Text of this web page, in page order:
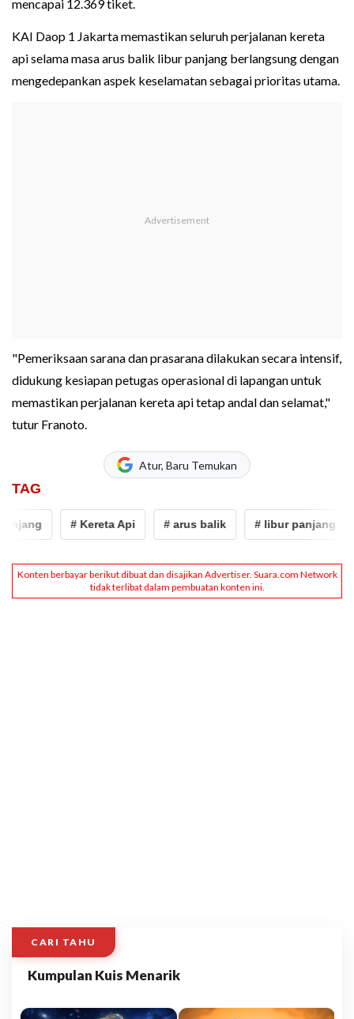
mencapai 12.369 tiket.
KAI Daop 1 Jakarta memastikan seluruh perjalanan kereta
api selama masa arus balik libur panjang berlangsung dengan
mengedepankan aspek keselamatan sebagai prioritas utama.
"Pemeriksaan sarana dan prasarana dilakukan secara intensif,
didukung kesiapan petugas operasional di lapangan untuk
memastikan perjalanan kereta api tetap andal dan selamat,"
tutur Franoto.
Atur, Baru Temukan
TAG
# Kereta Api # arus balik # libur panjang
CARI TAHU
Kumpulan Kuis Menarik